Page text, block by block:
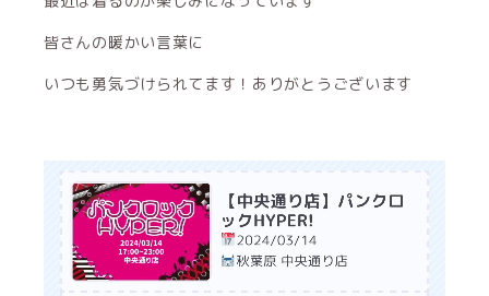
皆さんの暖かい言葉に
いつも勇気づけられてます！ありがとうございます